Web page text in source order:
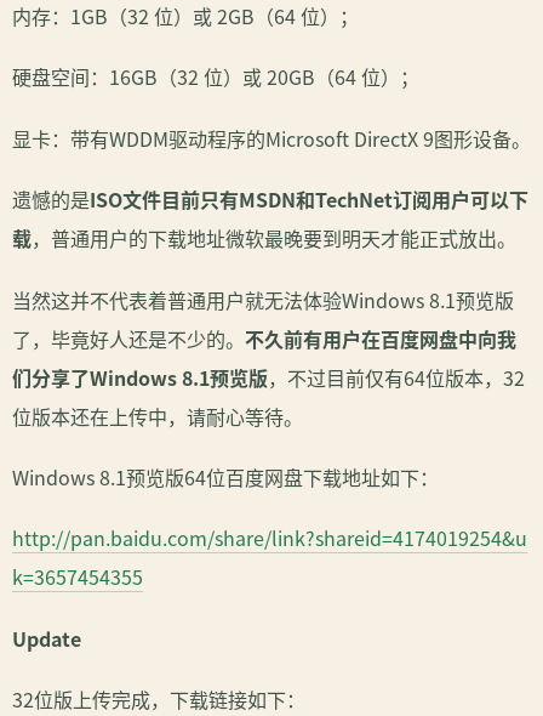
内存：1GB（32 位）或 2GB（64 位）；
硬盘空间：16GB（32 位）或 20GB（64 位）；
显卡：带有WDDM驱动程序的Microsoft DirectX 9图形设备。
遗憾的是ISO文件目前只有MSDN和TechNet订阅用户可以下
载，普通用户的下载地址微软最晚要到明天才能正式放出。
当然这并不代表着普通用户就无法体验Windows 8.1预览版
了，毕竟好人还是不少的。 不久前有用户在百度网盘中向我
们分享了Windows 8.1预览版，不过目前仅有64位版本，32
位版本还在上传中，请耐心等待。
Windows 8.1预览版64位百度网盘下载地址如下：
http://pan.baidu.com/share/link?shareid=4174019254&u
k=3657454355
Update
32位版上传完成，下载链接如下：